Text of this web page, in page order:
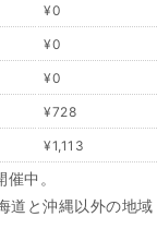
¥0
¥0
¥0
¥728
¥1,113
中。
道と沖縄以外の地域